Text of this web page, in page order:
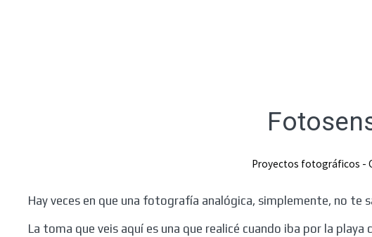
Proyectos fotográficos -
Hay veces en que una fotografía analógica, simplemente, no te
La toma que veis aquí es una que realicé cuando iba por la